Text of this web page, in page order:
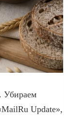
Убираем
Update»,